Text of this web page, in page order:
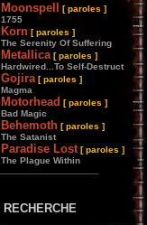
Moonspell
[ paroles ]
1755
Korn [ paroles ]
The Serenity Of Suffering
Metallica [ paroles ]
Hardwired...To Self-Destruct
Gojira [ paroles ]
Magma
Motorhead [ paroles ]
Bad Magic
Behemoth [ paroles ]
The Satanist
Paradise Lost [ paroles ]
The Plague Within
________________
RECHERCHE